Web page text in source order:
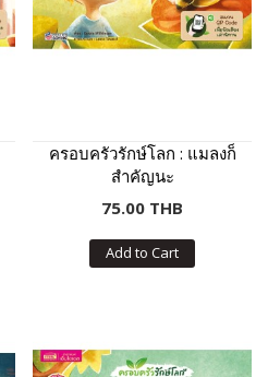
ครอบครัวรักษ์โลก : แมลงก็
สำคัญนะ
75.00 THB
Add to Cart